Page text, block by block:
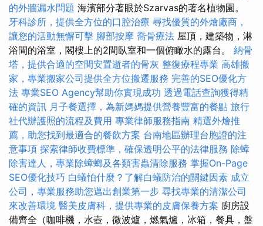
的外牆漏水問題 海濱部分著眼於Szarvas的著名植物園。
牙科診所，提供全方位的口腔治療 尋找優質的外燴廠商，
讓您的活動無懈可擊 腳部按摩 喬骨療法 屋頂，建築物，淋
浴間的浴室，閣樓上的2間臥室和一個俯瞰水的露台。 納骨
塔，提供合適的空間安置逝者的骨灰 整復療程專業 高雄搬
家，專業搬家公司提供全方位搬遷服務 完善的SEO優化方
法 專業SEO Agency幫助你實現成功 透過電話查詢獲得精
確的資訊 月子餐選擇，為新媽媽提供營養豐富的餐點 旅行
社代辦護照的流程及費用 專業律師服務指南 精選外燴推
薦，助您找到最適合的餐飲方案 台南地區辦理台胞證的注
意事項 探索律師收費標準，確保透明公平的法律服務 除蟑
除害達人，專業除蟑螂及各類害蟲清除服務 掌握On-Page
SEO優化技巧 白蟻怕什麼？了解白蟻防治的關鍵因素 成立
公司，專業服務助您邁出創業第一步 尋找專業的清潔公司
來改善環境 醫美皮膚科，提供專業的皮膚保養方案 廚房設
備齊全（咖啡機，水壺，微波爐，燃氣爐，冰箱，餐具，盤